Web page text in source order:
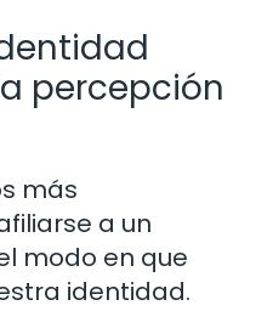
percepción
más
a un
modo en que
identidad.